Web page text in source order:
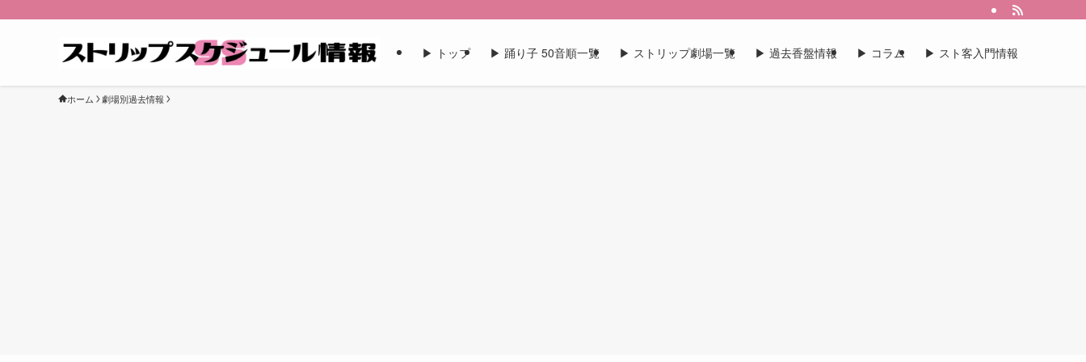
▶︎ トップ ▶︎ 踊り子 50音順一覧 ▶︎ ストリップ劇場一覧 ▶︎ 過去香盤情報 ▶︎ コラム ▶︎ スト客入門情報
ホーム 劇場別過去情報